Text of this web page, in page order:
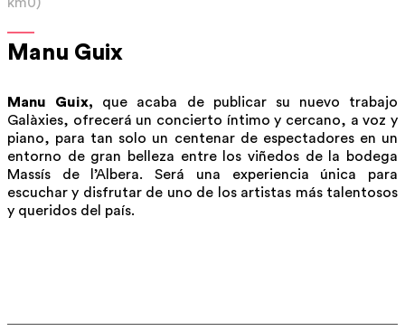
km0)
Manu Guix
Manu Guix, que acaba de publicar su nuevo trabajo
Galàxies, ofrecerá un concierto íntimo y cercano, a voz y
piano, para tan solo un centenar de espectadores en un
entorno de gran belleza entre los viñedos de la bodega
Massís de l’Albera. Será una experiencia única para
escuchar y disfrutar de uno de los artistas más talentosos
y queridos del país.